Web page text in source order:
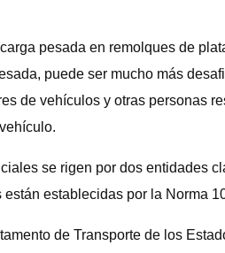
pesada en remolques de
puede ser mucho más
de vehículos y otras personas
se rigen por dos entidades
establecidas por la Norma
de Transporte de los